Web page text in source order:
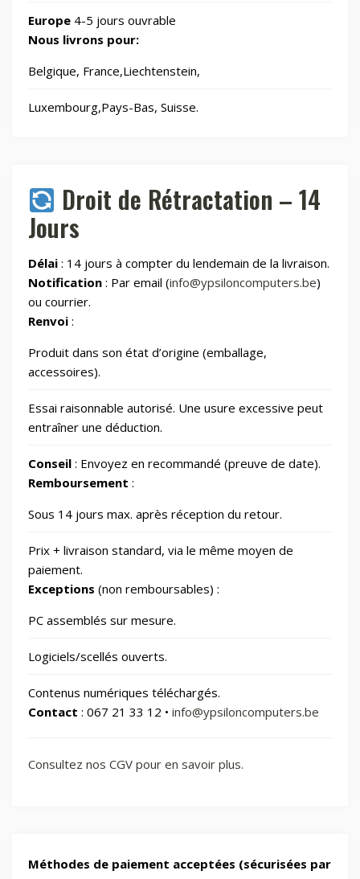
Jouets
Laser graveurs et découpeuses
Montres & Rings 100
Outillage
Photos et Caméras 797
Santé et beauté 65
Smart Home/Lighting/Lighting fixtures
Smartphones & Tablets
Vélos & Trottinettes
Europe 4-5 jours ouvrable
Nous livrons pour:
Belgique, France,Liechtenstein,
Luxembourg,Pays-Bas, Suisse.
Droit de Rétractation – 14
Jours
Délai : 14 jours à compter du lendemain de la livraison.
Notification : Par email (info@ypsiloncomputers.be)
ou courrier.
Renvoi :
Produit dans son état d’origine (emballage,
accessoires).
Essai raisonnable autorisé. Une usure excessive peut
entraîner une déduction.
Conseil : Envoyez en recommandé (preuve de date).
Remboursement :
Sous 14 jours max. après réception du retour.
Prix + livraison standard, via le même moyen de
paiement.
Exceptions (non remboursables) :
PC assemblés sur mesure.
Logiciels/scellés ouverts.
Contenus numériques téléchargés.
Contact : 067 21 33 12 • info@ypsiloncomputers.be
Consultez nos CGV pour en savoir plus.
Méthodes de paiement acceptées (sécurisées par